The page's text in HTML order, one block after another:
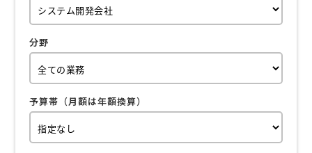
分野
予算帯（月額は年額換算）